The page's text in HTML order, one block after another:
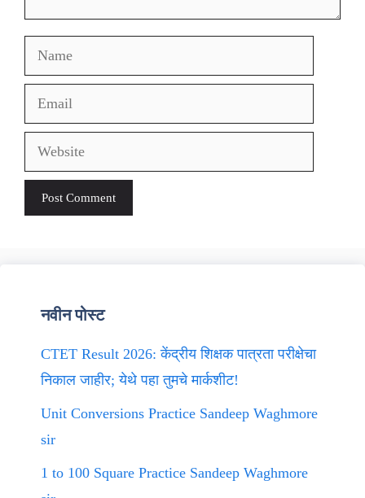
Name
Email
Website
नवीन पोस्ट
CTET Result 2026: केंद्रीय शिक्षक पात्रता परीक्षेचा
निकाल जाहीर; येथे पहा तुमचे मार्कशीट!
Unit Conversions Practice Sandeep Waghmore
sir
1 to 100 Square Practice Sandeep Waghmore